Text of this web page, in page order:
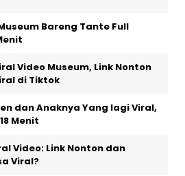
Bareng Tante Full
Video Museum, Link Nonton
di Tiktok
dan Anaknya Yang lagi Viral,
Menit
Video: Link Nonton dan
Viral?